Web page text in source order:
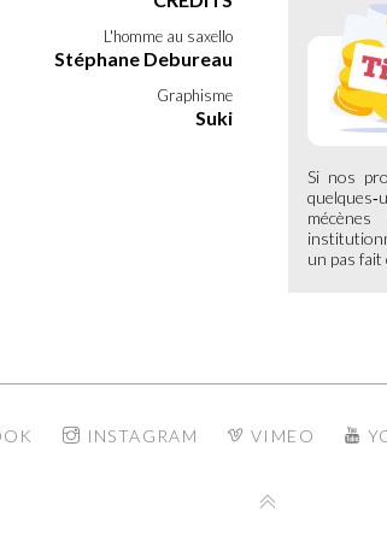
L'homme au saxello
Stéphane Debureau
Graphisme
Suki
Si nos
un pas fait
INSTAGRAM VIMEO